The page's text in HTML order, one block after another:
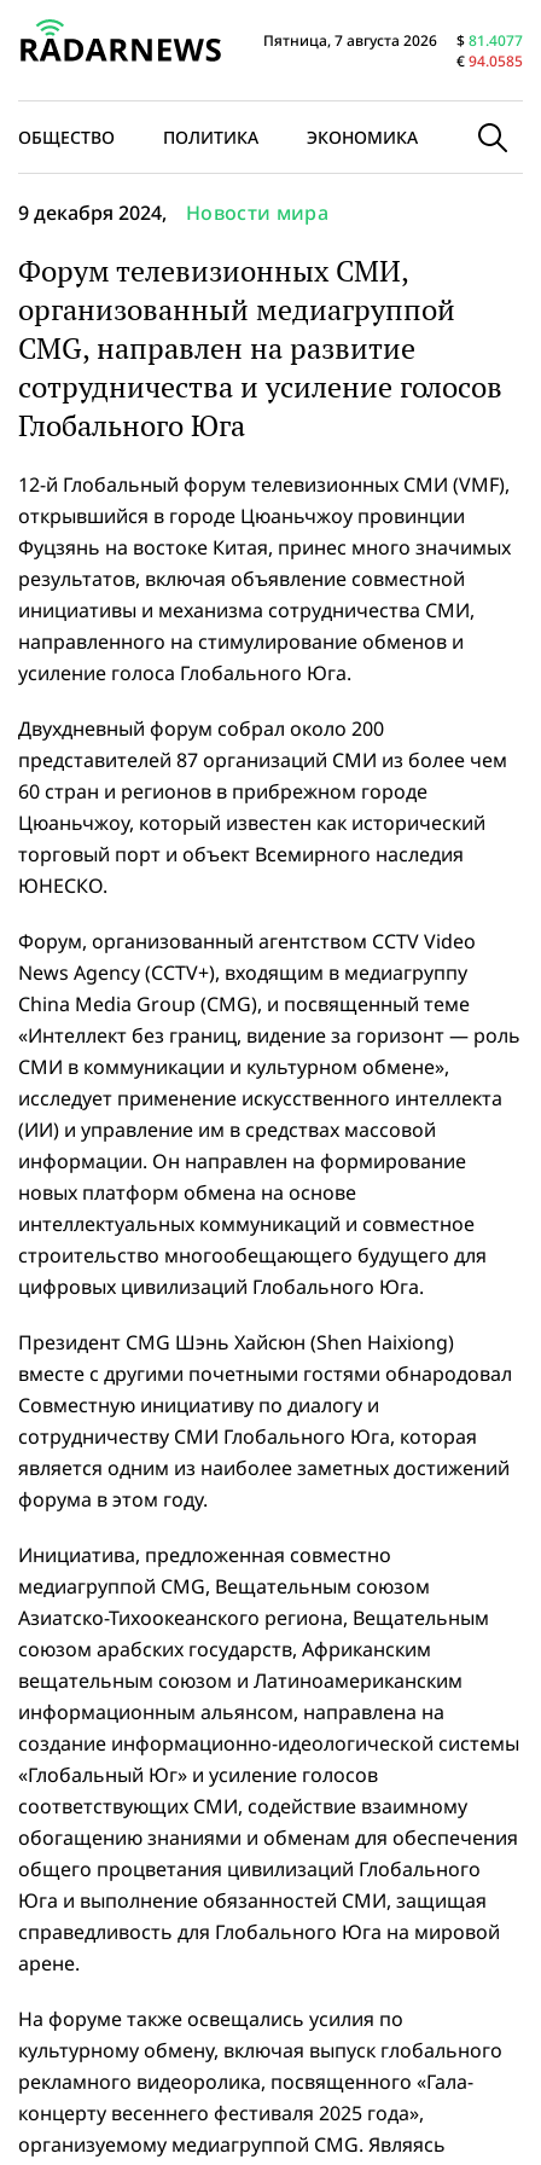
Пятница, 7 августа 2026 $81.4077
€94.0585
ОБЩЕСТВО ПОЛИТИКА ЭКОНОМИКА В МИРЕ
9 декабря 2024, Новости мира
Форум телевизионных СМИ,
организованный медиагруппой
CMG, направлен на развитие
сотрудничества и усиление голосов
Глобального Юга
12-й Глобальный форум телевизионных СМИ (VMF),
открывшийся в городе Цюаньчжоу провинции
Фуцзянь на востоке Китая, принес много значимых
результатов, включая объявление совместной
инициативы и механизма сотрудничества СМИ,
направленного на стимулирование обменов и
усиление голоса Глобального Юга.
Двухдневный форум собрал около 200
представителей 87 организаций СМИ из более чем
60 стран и регионов в прибрежном городе
Цюаньчжоу, который известен как исторический
торговый порт и объект Всемирного наследия
ЮНЕСКО.
Форум, организованный агентством CCTV Video
News Agency (CCTV+), входящим в медиагруппу
China Media Group (CMG), и посвященный теме
«Интеллект без границ, видение за горизонт — роль
СМИ в коммуникации и культурном обмене»,
исследует применение искусственного интеллекта
(ИИ) и управление им в средствах массовой
информации. Он направлен на формирование
новых платформ обмена на основе
интеллектуальных коммуникаций и совместное
строительство многообещающего будущего для
цифровых цивилизаций Глобального Юга.
Президент CMG Шэнь Хайсюн (Shen Haixiong)
вместе с другими почетными гостями обнародовал
Совместную инициативу по диалогу и
сотрудничеству СМИ Глобального Юга, которая
является одним из наиболее заметных достижений
форума в этом году.
Инициатива, предложенная совместно
медиагруппой CMG, Вещательным союзом
Азиатско-Тихоокеанского региона, Вещательным
союзом арабских государств, Африканским
вещательным союзом и Латиноамериканским
информационным альянсом, направлена на
создание информационно-идеологической системы
«Глобальный Юг» и усиление голосов
соответствующих СМИ, содействие взаимному
обогащению знаниями и обменам для обеспечения
общего процветания цивилизаций Глобального
Юга и выполнение обязанностей СМИ, защищая
справедливость для Глобального Юга на мировой
арене.
На форуме также освещались усилия по
культурному обмену, включая выпуск глобального
рекламного видеоролика, посвященного «Гала-
концерту весеннего фестиваля 2025 года»,
организуемому медиагруппой CMG. Являясь